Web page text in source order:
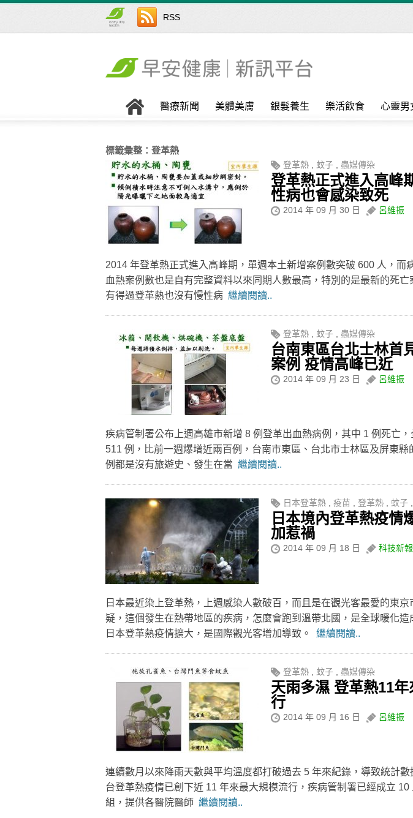
RSS
醫療新聞 美體美膚 銀髮養生 樂活飲食 心靈男
標籤彙整： 登革熱
登革熱 蚊子 蟲媒傳染
登革熱正式進入高峰
性病也會感染致死
2014 年 09 月 30 日 呂維振
2014 年登革熱正式進入高峰期，單週本土新增案例數突破 600 人，而
血熱案例數也是自有完整資料以來同期人數最高，特別的是最新的死亡
有得過登革熱也沒有慢性病 繼續閱讀..
登革熱 蚊子 蟲媒傳染
台南東區台北士林首
案例 疫情高峰已近
2014 年 09 月 23 日 呂維振
疾病管制署公布上週高雄市新增 8 例登革出血熱病例，其中 1 例死亡
511 例，比前一週爆增近兩百例，台南市東區、台北市士林區及屏東縣
例都是沒有旅遊史、發生在當 繼續閱讀..
日本登革熱 疫苗 登革熱 蚊子
日本境內登革熱疫情
加惹禍
2014 年 09 月 18 日 科技新報
日本最近染上登革熱，上週感染人數破百，而且是在觀光客最愛的東
疑，這個發生在熱帶地區的疾病，怎麼會跑到溫帶北國，是全球暖化造
日本登革熱疫情擴大，是國際觀光客增加導致。 繼續閱讀..
登革熱 蚊子 蟲媒傳染
天雨多濕 登革熱11
行
2014 年 09 月 16 日 呂維振
連續數月以來降雨天數與平均溫度都打破過去 5 年來紀錄，導致統計數
台登革熱疫情已創下近 11 年來最大規模流行，疾病管制署已經成立 10
組，提供各醫院醫師 繼續閱讀..